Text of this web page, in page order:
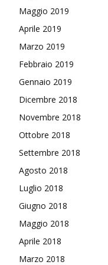
Maggio 2019
Aprile 2019
Marzo 2019
Febbraio 2019
Gennaio 2019
Dicembre 2018
Novembre 2018
Ottobre 2018
Settembre 2018
Agosto 2018
Luglio 2018
Giugno 2018
Maggio 2018
Aprile 2018
Marzo 2018